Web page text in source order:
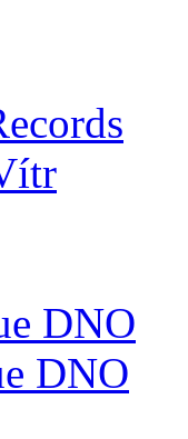
DNO
DNO